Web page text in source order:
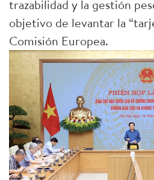
trazabilidad y la gestión
objetivo de levantar la
Comisión Europea.